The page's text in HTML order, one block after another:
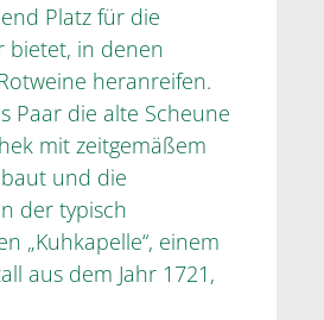
Platz für die
bietet, in denen
heranreifen.
Paar die alte Scheune
mit zeitgemäßem
und die
der typisch
„Kuhkapelle“, einem
aus dem Jahr 1721,